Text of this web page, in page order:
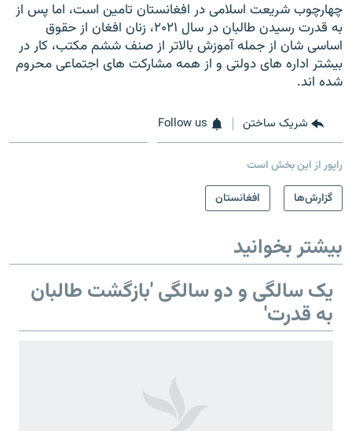
چهارچوب شریعت اسلامی در افغانستان تامین است، اما پس از
به قدرت رسیدن طالبان در سال ۲۰۲۱، زنان افغان از حقوق
اساسی شان از جمله آموزش بالاتر از صنف ششم مکتب، کار در
بیشتر اداره های دولتی و از همه مشارکت های اجتماعی محروم
شده اند.
شریک ساختن Follow us
راپور از این بخش است
گزارش‌ها
افغانستان
بیشتر بخوانید
یک سالگی و دو سالگی 'بازگشت طالبان
به قدرت'